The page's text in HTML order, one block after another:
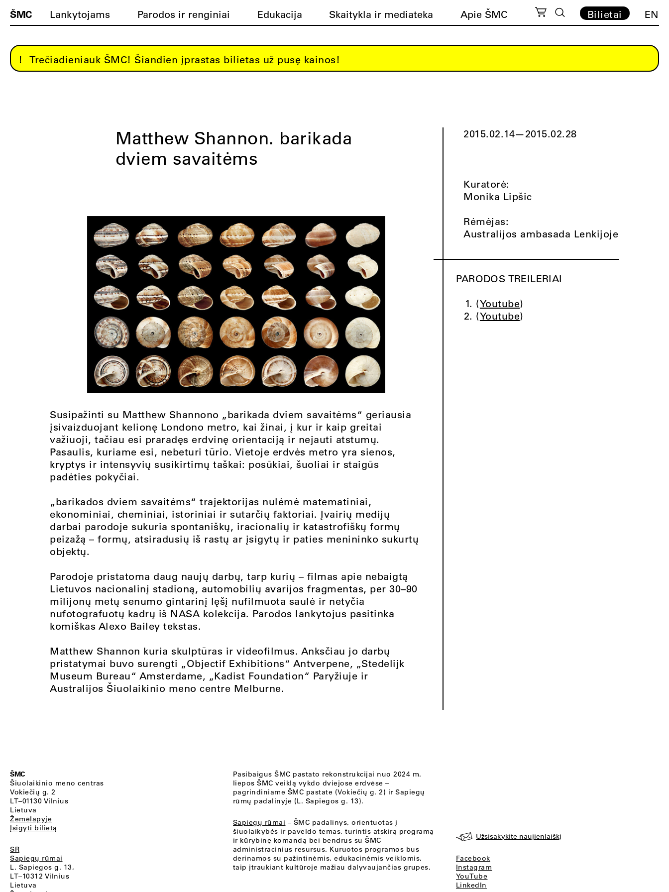
ŠMC Lankytojams Parodos ir renginiai Edukacija Skaitykla ir mediateka Apie ŠMC Bilietai EN
Trečiadieniauk ŠMC! Šiandien įprastas bilietas už pusę kainos!
Matthew Shannon. barikada
dviem savaitėms
Susipažinti su Matthew Shannono „barikada dviem savaitėms“ geriausia
įsivaizduojant kelionę Londono metro, kai žinai, į kur ir kaip greitai
važiuoji, tačiau esi praradęs erdvinę orientaciją ir nejauti atstumų.
Pasaulis, kuriame esi, nebeturi tūrio. Vietoje erdvės metro yra sienos,
kryptys ir intensyvių susikirtimų taškai: posūkiai, šuoliai ir staigūs
padėties pokyčiai.
„barikados dviem savaitėms“ trajektorijas nulėmė matematiniai,
ekonominiai, cheminiai, istoriniai ir sutarčių faktoriai. Įvairių medijų
darbai parodoje sukuria spontaniškų, iracionalių ir katastrofiškų formų
peizažą – formų, atsiradusių iš rastų ar įsigytų ir paties menininko sukurtų
objektų.
Parodoje pristatoma daug naujų darbų, tarp kurių – filmas apie nebaigtą
Lietuvos nacionalinį stadioną, automobilių avarijos fragmentas, per 30–90
milijonų metų senumo gintarinį lęšį nufilmuota saulė ir netyčia
nufotografuotų kadrų iš NASA kolekcija. Parodos lankytojus pasitinka
komiškas Alexo Bailey tekstas.
Matthew Shannon kuria skulptūras ir videofilmus. Anksčiau jo darbų
pristatymai buvo surengti „Objectif Exhibitions“ Antverpene, „Stedelijk
Museum Bureau“ Amsterdame, „Kadist Foundation“ Paryžiuje ir
Australijos Šiuolaikinio meno centre Melburne.
2015.02.14—2015.02.28
Kuratorė:
Monika Lipšic
Rėmėjas:
Australijos ambasada Lenkijoje
PARODOS TREILERIAI
(Youtube)
(Youtube)
ŠMC
Šiuolaikinio meno centras
Vokiečių g. 2
LT–01130 Vilnius
Lietuva
Žemėlapyje
Įsigyti bilietą
SR
Sapiegų rūmai
L. Sapiegos g. 13,
LT–10312 Vilnius
Lietuva
Pasibaigus ŠMC pastato rekonstrukcijai nuo 2024 m.
liepos ŠMC veiklą vykdo dviejose erdvėse –
pagrindiniame ŠMC pastate (Vokiečių g. 2) ir Sapiegų
rūmų padalinyje (L. Sapiegos g. 13).
Sapiegų rūmai – ŠMC padalinys, orientuotas į
šiuolaikybės ir paveldo temas, turintis atskirą programą
ir kūrybinę komandą bei bendrus su ŠMC
administracinius resursus. Kuruotos programos bus
derinamos su pažintinėmis, edukacinėmis veiklomis,
taip įtraukiant kultūroje mažiau dalyvaujančias grupes.
Užsisakykite naujienlaiškį
Facebook
Instagram
YouTube
LinkedIn